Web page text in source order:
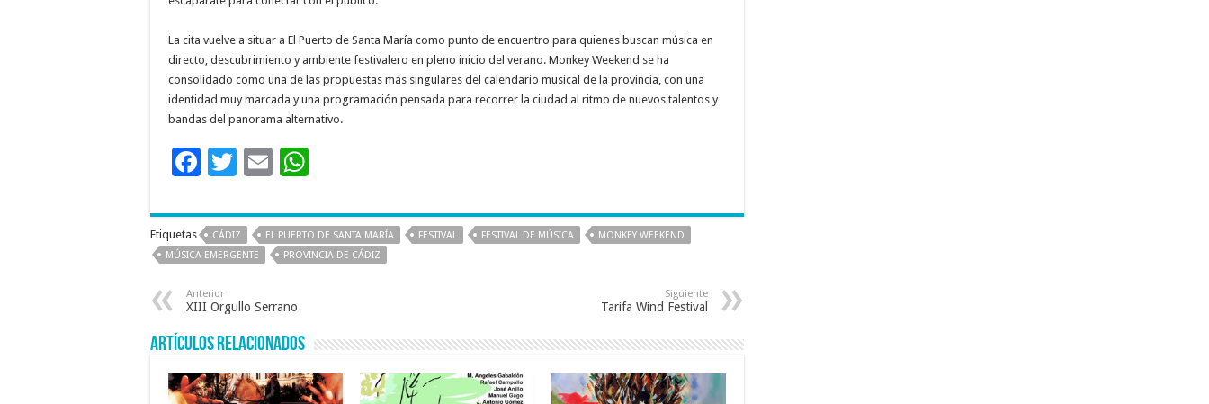
La cita vuelve a situar a El Puerto de Santa María como punto de encuentro para quienes buscan música en
directo, descubrimiento y ambiente festivalero en pleno inicio del verano. Monkey Weekend se ha
consolidado como una de las propuestas más singulares del calendario musical de la provincia, con una
identidad muy marcada y una programación pensada para recorrer la ciudad al ritmo de nuevos talentos y
bandas del panorama alternativo.
F
e
b
o
k
T
tt
er
E
ai
l
at
sA
Etiquetas CÁDIZ EL PUERTO DE SANTA MARÍA FESTIVAL FESTIVAL DE MÚSICA
MONKEY WEEKEND
MÚSICA EMERGENTE
PROVINCIA DE CÁDIZ
Anterior
XIII Orgullo Serrano
Siguiente
Tarifa Wind Festival
Artículos relacionados